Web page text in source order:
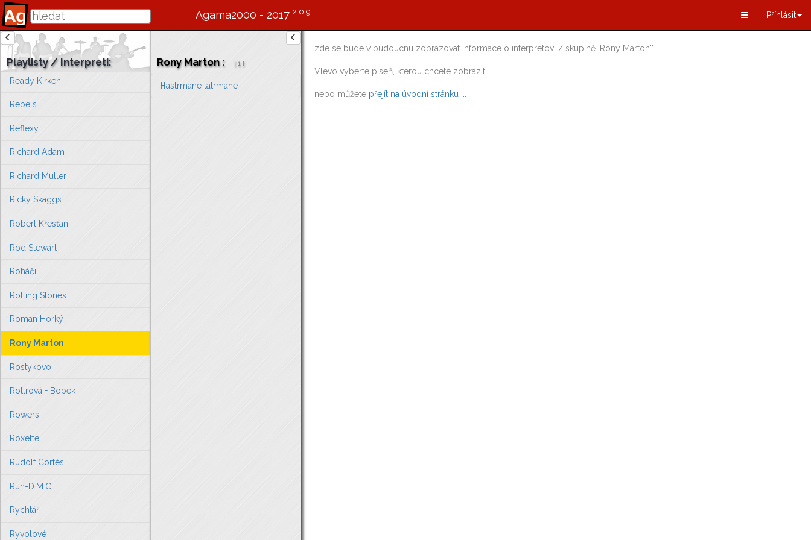
Agama2000 - 2017 2.0.9 Příhlásit
zde se bude v budoucnu zobrazovat informace o interpretovi / skupině 'Rony Marton''
Vlevo vyberte píseň, kterou chcete zobrazit
nebo můžete přejít na úvodní stránku ...
Playlisty / Interpreti:
Rak Jan -Matěj
Rangers
Raskin Gene
Ready Kirken
Rebels
Reflexy
Richard Adam
Richard Müller
Ricky Skaggs
Robert Křesťan
Rod Stewart
Roháči
Rolling Stones
Roman Horký
Rony Marton
Rostykovo
Rottrová + Bobek
Rowers
Roxette
Rudolf Cortés
Run-D.M.C.
Rychtáři
Ryvolové
Rony Marton : [ 1 ]
Hastrmane tatrmane